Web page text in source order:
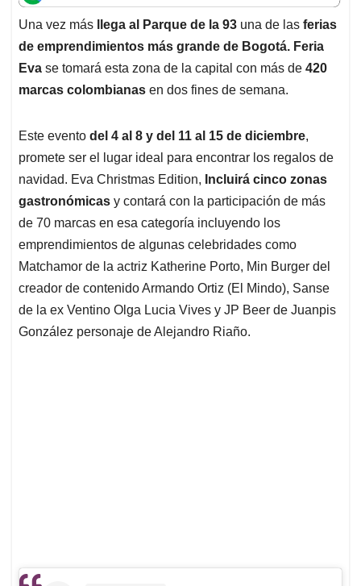
t
s
A
p
p
e
b
o
o
k
k
e
d
I
n
i
l
e
a
d
s
Una vez más llega al Parque de la 93 una de las ferias
de emprendimientos más grande de Bogotá. Feria
Eva se tomará esta zona de la capital con más de 420
marcas colombianas en dos fines de semana.
Este evento del 4 al 8 y del 11 al 15 de diciembre,
promete ser el lugar ideal para encontrar los regalos de
navidad. Eva Christmas Edition, Incluirá cinco zonas
gastronómicas y contará con la participación de más
de 70 marcas en esa categoría incluyendo los
emprendimientos de algunas celebridades como
Matchamor de la actriz Katherine Porto, Min Burger del
creador de contenido Armando Ortiz (El Mindo), Sanse
de la ex Ventino Olga Lucia Vives y JP Beer de Juanpis
González personaje de Alejandro Riaño.